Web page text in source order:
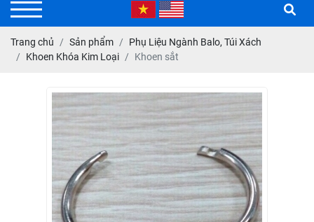
Trang chủ Sản phẩm
Phụ Liệu Ngành Balo, Túi Xách
Khoen Khóa Kim Loại
Khoen sắt